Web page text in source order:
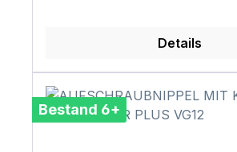
Details
Bestand 6+